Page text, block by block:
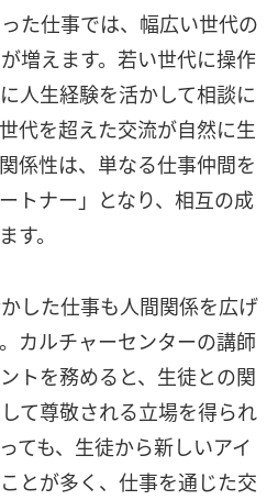
た仕事では、幅広い世代の
増えます。若い世代に操作
人生経験を活かして相談に
代を超えた交流が自然に生
係性は、単なる仕事仲間を
トナー」となり、相互の成
す。
した仕事も人間関係を広げ
カルチャーセンターの講師
トを務めると、生徒との関
て尊敬される立場を得られ
ても、生徒から新しいアイ
とが多く、仕事を通じた交